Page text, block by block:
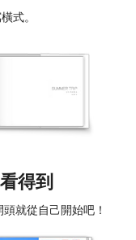
式。
得到
就從自己開始吧！